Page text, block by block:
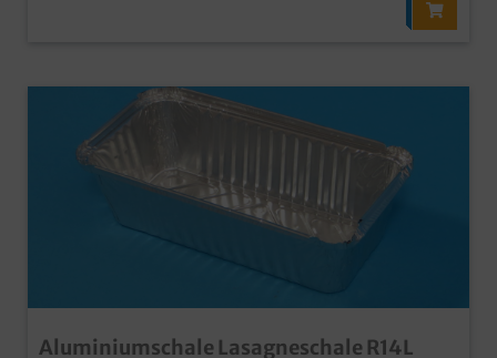
Aluminiumschale Lasagneschale R14L